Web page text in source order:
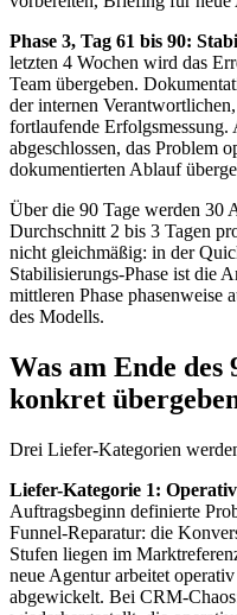
Phase 3, Tag 61 bis 90:
letzten 4 Wochen wird das
Team übergeben.
der internen
fortlaufende Erfolgsmessung.
abgeschlossen, das Problem
dokumentierten Ablauf
Über die 90 Tage werden 30
Durchschnitt 2 bis 3 Tagen
nicht gleichmäßig: in der
Stabilisierungs-Phase ist die
mittleren Phase phasenweise
des Modells.
Was am Ende des
konkret
Drei Liefer-Kategorien
Liefer-Kategorie 1:
Auftragsbeginn definierte
Funnel-Reparatur: die
Stufen liegen im
neue Agentur arbeitet
abgewickelt. Bei CRM-